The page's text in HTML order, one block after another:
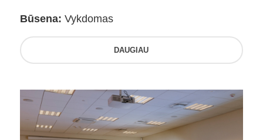
Būsena: Vykdomas
DAUGIAU